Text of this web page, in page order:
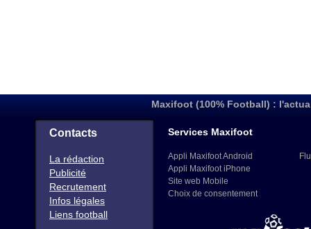
Maxifoot (100% Football) :
Contacts
La rédaction
Publicité
Recrutement
Infos légales
Liens football
Services Maxifoot
Appli Maxifoot Android
Appli Maxifoot iPhone
Site web Mobile
Choix de consentement